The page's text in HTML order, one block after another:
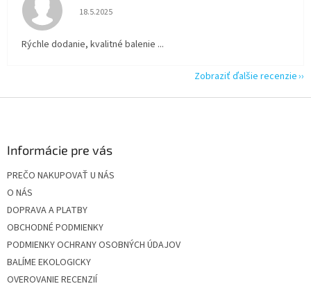
Hodnotenie obchodu je 5 z 5 hviezdičiek.
18.5.2025
Rýchle dodanie, kvalitné balenie ...
Zobraziť ďalšie recenzie
Informácie pre vás
PREČO NAKUPOVAŤ U NÁS
O NÁS
DOPRAVA A PLATBY
OBCHODNÉ PODMIENKY
PODMIENKY OCHRANY OSOBNÝCH ÚDAJOV
BALÍME EKOLOGICKY
OVEROVANIE RECENZIÍ